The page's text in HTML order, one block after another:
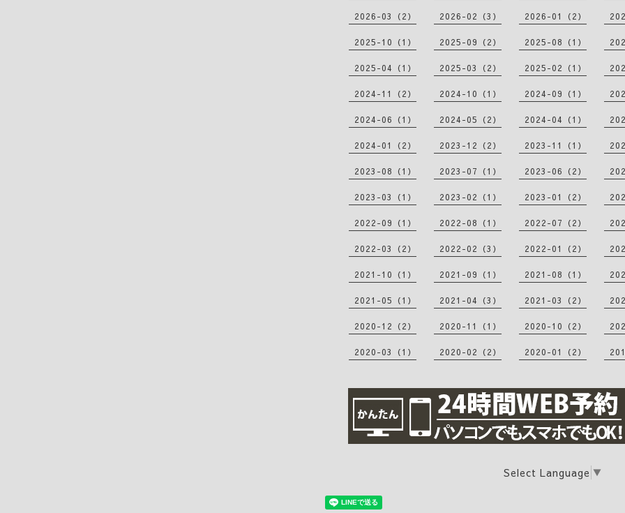
2026-03（2） 2026-02（3） 2026-01（2）
2025-10（1） 2025-09（2） 2025-08（1）
2025-04（1） 2025-03（2） 2025-02（1）
2024-11（2） 2024-10（1） 2024-09（1）
2024-06（1） 2024-05（2） 2024-04（1）
2024-01（2） 2023-12（2） 2023-11（1）
2023-08（1） 2023-07（1） 2023-06（2）
2023-03（1） 2023-02（1） 2023-01（2）
2022-09（1） 2022-08（1） 2022-07（2）
2022-03（2） 2022-02（3） 2022-01（2）
2021-10（1） 2021-09（1） 2021-08（1）
2021-05（1） 2021-04（3） 2021-03（2）
2020-12（2） 2020-11（1） 2020-10（2）
2020-03（1） 2020-02（2） 2020-01（2）
Select Language ▼